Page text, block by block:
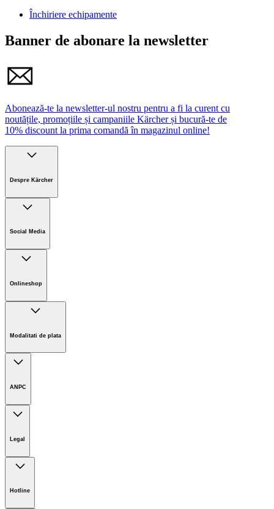
Închiriere echipamente
Banner de abonare la newsletter
Abonează-te la newsletter-ul nostru pentru a fi la curent cu
noutățile, promoțiile și campaniile Kärcher și bucură-te de
10% discount la prima comandă în magazinul online!
Despre Kärcher
Sustenabilitate
Noutati
Social Media
Onlineshop
Informații magazin online
Retur
Modalitati de plata
ANPC
Legal
Prelucrarea datelor cu caracter personal GDPR
Politica de utilizare Cookie-uri
Hotline